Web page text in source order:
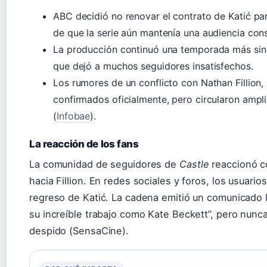
ABC decidió no renovar el contrato de Katić
de que la serie aún mantenía una audiencia
La producción continuó una temporada más
que dejó a muchos seguidores insatisfechos.
Los rumores de un conflicto con Nathan
confirmados oficialmente, pero circularon
(Infobae).
La reacción de los fans
La comunidad de seguidores de Castle reaccionó
hacia Fillion. En redes sociales y foros, los
regreso de Katić. La cadena emitió un comunicado
su increíble trabajo como Kate Beckett”, pero
despido (SensaCine).